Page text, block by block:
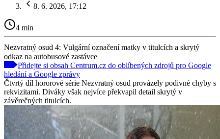
8. 6. 2026, 17:12
4 min
Nezvratný osud 4: Vulgární označení matky v titulcích a skrytý
odkaz na autobusové zastávce
Přidejte si obsah Centrum.cz do oblíbených zdrojů pro Google
hledání a Google zprávy
Čtvrtý díl hororové série Nezvratný osud provázely podivné chyby s
rekvizitami. Diváky však nejvíce překvapil detail skrytý v
závěrečných titulcích.